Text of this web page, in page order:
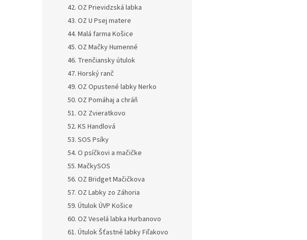
42. OZ Prievidzská labka
43. OZ U Psej matere
44. Malá farma Košice
45. OZ Mačky Humenné
46. Trenčiansky útulok
47. Horský ranč
49. OZ Opustené labky Nerko
50. OZ Pomáhaj a chráň
51. OZ Zvieratkovo
52. KS Handlová
53. SOS Psíky
54. O psíčkovi a mačičke
55. MačkySOS
56. OZ Bridget Mačičkova
57. OZ Labky zo Záhoria
59. Útulok ÚVP Košice
60. OZ Veselá labka Hurbanovo
61. Útulok Šťastné labky Fiľakovo